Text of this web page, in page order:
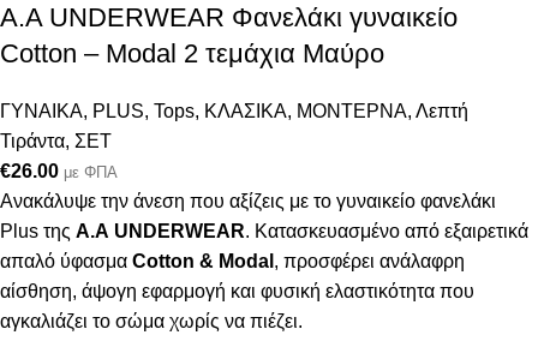
Α.A UNDERWEAR Φανελάκι γυναικείο
Cotton – Modal 2 τεμάχια Μαύρο
ΓΥΝΑΙΚΑ, PLUS, Tops, ΚΛΑΣΙΚΑ, ΜΟΝΤΕΡΝΑ, Λεπτή
Τιράντα, ΣΕΤ
€26.00 με ΦΠΑ
Ανακάλυψε την άνεση που αξίζεις με το γυναικείο φανελάκι
Plus της Α.Α UNDERWEAR. Κατασκευασμένο από εξαιρετικά
απαλό ύφασμα Cotton & Modal , προσφέρει ανάλαφρη
αίσθηση, άψογη εφαρμογή και φυσική ελαστικότητα που
αγκαλιάζει το σώμα χωρίς να πιέζει.